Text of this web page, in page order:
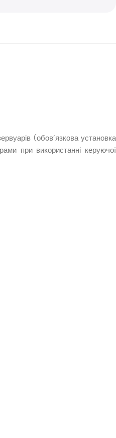
(обов’язкова установка
при використанні керуючої